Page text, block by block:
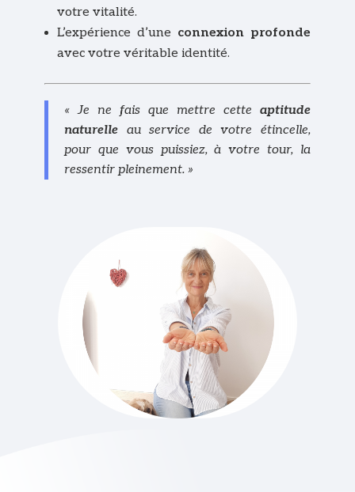
votre vitalité.
L’expérience d’une connexion profonde
avec votre véritable identité.
« Je ne fais que mettre cette aptitude
naturelle au service de votre étincelle,
pour que vous puissiez, à votre tour, la
ressentir pleinement. »